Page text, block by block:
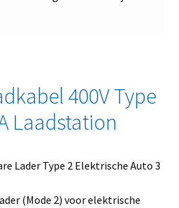
400V Type
Laadstation
Lader Type 2 Elektrische Auto 3
(Mode 2) voor elektrische